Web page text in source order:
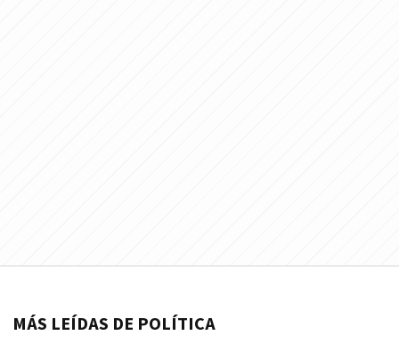
MÁS LEÍDAS DE POLÍTICA